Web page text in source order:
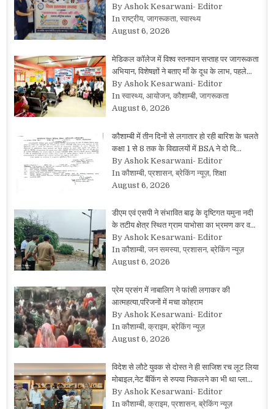
By Ashok Kesarwani- Editor
In राष्ट्रीय, जागरूकता, स्वास्थ्य
August 6, 2026
मेडिकल कॉलेज में विश्व स्तनपान सप्ताह पर जागरूकता
अभियान, विशेषज्ञों ने बताए माँ के दूध के लाभ, पहले…
By Ashok Kesarwani- Editor
In स्वास्थ्य, आयोजन, कौशाम्बी, जागरूकता
August 6, 2026
कौशाम्बी में तीन दिनों से लगातार हो रही बारिश के चलते
कक्षा 1 से 8 तक के विद्यालयों में BSA ने दो दि…
By Ashok Kesarwani- Editor
In कौशाम्बी, प्रशासन, ब्रेकिंग न्यूज़, शिक्षा
August 6, 2026
डीएम एवं एसपी ने संभावित बाढ़ के दृष्टिगत यमुना नदी
के तटीय क्षेत्र स्थित ग्राम पाभोसा का भ्रमण कर व…
By Ashok Kesarwani- Editor
In कौशाम्बी, जन समस्या, प्रशासन, ब्रेकिंग न्यूज़
August 6, 2026
प्रेम प्रसंग में नाबालिग ने फांसी लगाकर की
आत्महत्या,परिजनों में मचा कोहराम
By Ashok Kesarwani- Editor
In कौशाम्बी, क्राइम, ब्रेकिंग न्यूज़
August 6, 2026
विदेश से लौटे युवक से दोस्त ने ही साजिश रच लूट लिया
मोबाइल,नेट बैंकिंग से रुपया निकलने का भी था प्ला…
By Ashok Kesarwani- Editor
In कौशाम्बी, क्राइम, प्रशासन, ब्रेकिंग न्यूज़